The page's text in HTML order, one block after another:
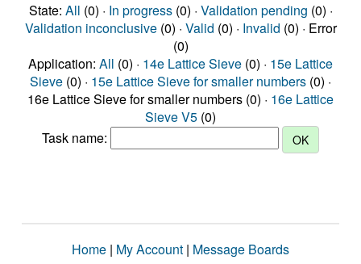
State: All (0) · In progress(0) · Validation pending (0) ·
Validation inconclusive(0) · Valid (0) · Invalid (0) · Error
(0)
Application: All (0) · 14e Lattice Sieve (0) · 15e Lattice
Sieve (0) · 15e Lattice Sieve for smaller numbers (0) ·
16e Lattice Sieve for smaller numbers (0) · 16e Lattice
Sieve V5 (0)
Task name:
Home | My Account | Message Boards